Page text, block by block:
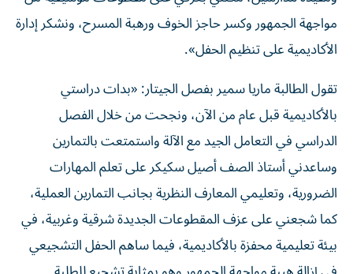
مواجهة الجمهور وكسر حاجز الخوف ورهبة المسرح، ونشكر إدارة
الأكاديمية على تنظيم الحفل».
تقول الطالبة ماريا سمير بفصل الجيتار: «بدات دراستي
بالأكاديمية قبل عام من الآن، ونجحت من خلال الفصل
الدراسي في التعامل الجيد مع الآلة واستمتعت بالتمارين
وساعدني أستاذ الصف أصيل سكيكر على تعلم المهارات
الضرورية، وتعليمي المعارف النظرية بجانب التمارين العملية،
كما شجعني على عزف المقطوعات الجديدة شرقية وغربية، في
بيئة تعليمية محفزة بالأكاديمية، فيما ساهم الحفل التشجيعي